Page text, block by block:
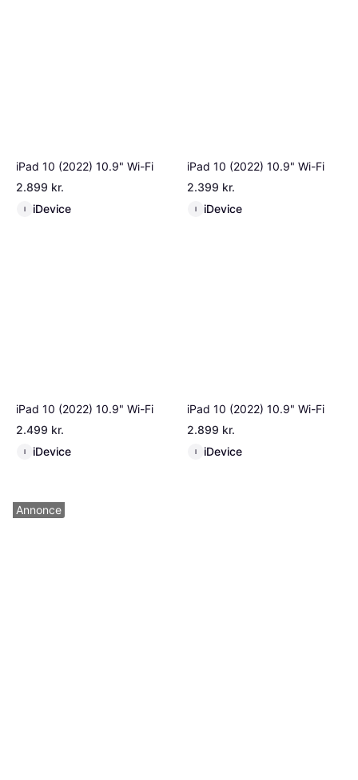
iPad 10 (2022) 10.9" Wi-Fi
2.899 kr.
I iDevice
iPad 10 (2022) 10.9" Wi-Fi
2.399 kr.
I iDevice
iPad 10 (2022) 10.9" Wi-Fi
2.499 kr.
I iDevice
iPad 10 (2022) 10.9" Wi-Fi
2.899 kr.
I iDevice
Annonce